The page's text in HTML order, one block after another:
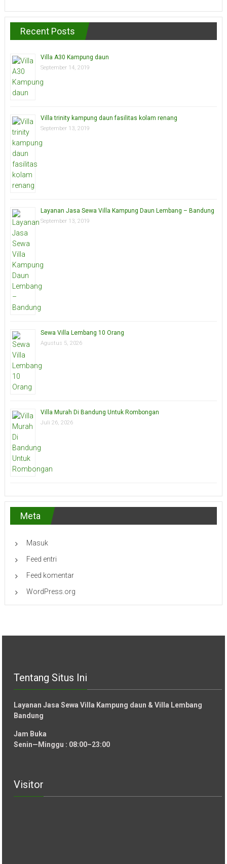
Recent Posts
Villa A30 Kampung daun
September 14, 2019
Villa trinity kampung daun fasilitas kolam renang
September 13, 2019
Layanan Jasa Sewa Villa Kampung Daun Lembang – Bandung
September 13, 2019
Sewa Villa Lembang 10 Orang
Agustus 5, 2026
Villa Murah Di Bandung Untuk Rombongan
Juli 26, 2026
Meta
Masuk
Feed entri
Feed komentar
WordPress.org
Tentang Situs Ini
Layanan Jasa Sewa Villa Kampung daun & Villa Lembang
Bandung
Jam Buka
Senin—Minggu : 08:00–23:00
Visitor